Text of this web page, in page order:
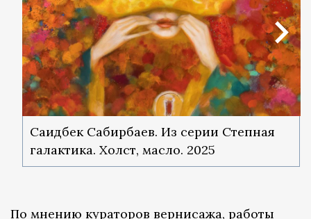
Саидбек Сабирбаев. Из серии Степная
галактика. Холст, масло. 2025
По мнению кураторов вернисажа, работы